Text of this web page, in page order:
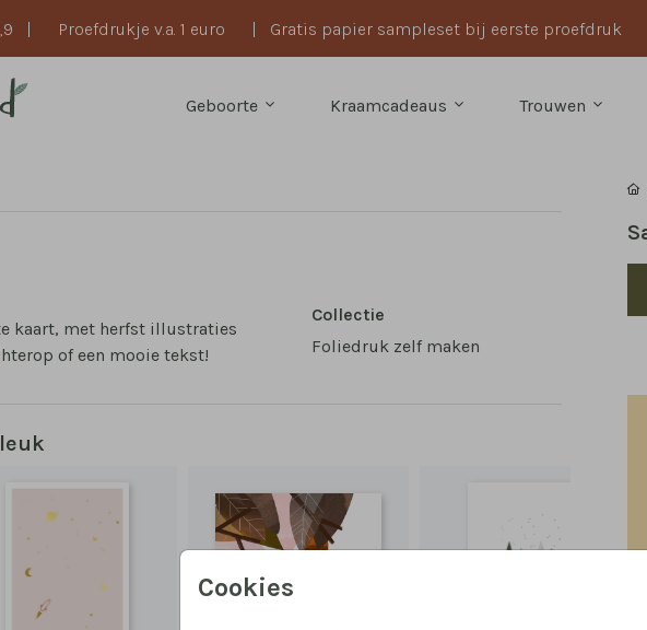
| Proefdrukje v.a. 1 euro | Gratis papier sampleset bij eerste proefdruk
Geboorte Kraamcadeaus Trouwen
Cookies
kaart, met herfst illustraties
of een mooie tekst!
Collectie
Foliedruk zelf maken